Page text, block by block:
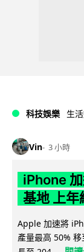
科技娛樂 生
Vin 3 小時
iPhone
基地 上
Apple 加速將
產量最高 50%